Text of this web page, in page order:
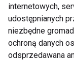
BIAŁE ZĘBY
internetowych,
udostępnianych
niezbędne
ochroną danych
odsprzedawana